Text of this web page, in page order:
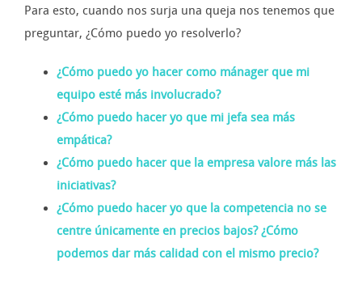
Para esto, cuando nos surja una queja nos tenemos que
preguntar, ¿Cómo puedo yo resolverlo?
¿Cómo puedo yo hacer como mánager que mi
equipo esté más involucrado?
¿Cómo puedo hacer yo que mi jefa sea más
empática?
¿Cómo puedo hacer que la empresa valore más las
iniciativas?
¿Cómo puedo hacer yo que la competencia no se
centre únicamente en precios bajos? ¿Cómo
podemos dar más calidad con el mismo precio?